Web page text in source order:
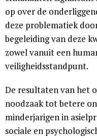
op over de
deze problematiek
begeleiding van deze
zowel vanuit een
veiligheidsstandpunt.
De resultaten van het
noodzaak tot betere
minderjarigen in
sociale en